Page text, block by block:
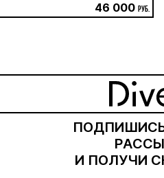
46 000 руб.
И ПОЛУЧИ